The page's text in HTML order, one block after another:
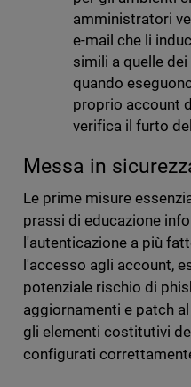
amministratori
e-mail che li
simili a quelle
quando
proprio account
verifica il furto
Messa in
Le prime misure
prassi di educazione
l'autenticazione a più
l'accesso agli account,
potenziale rischio di
aggiornamenti e patch
gli elementi costitutivi
configurati